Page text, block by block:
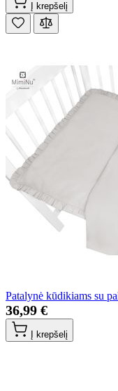
Į krepšelį
Patalynė kūdikiams su
36,99 €
Į krepšelį